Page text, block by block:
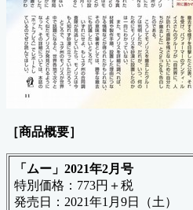
［商品概要］
「ムー」2021年2月号
特別価格：773円＋税
発売日：2021年1月9日（土）